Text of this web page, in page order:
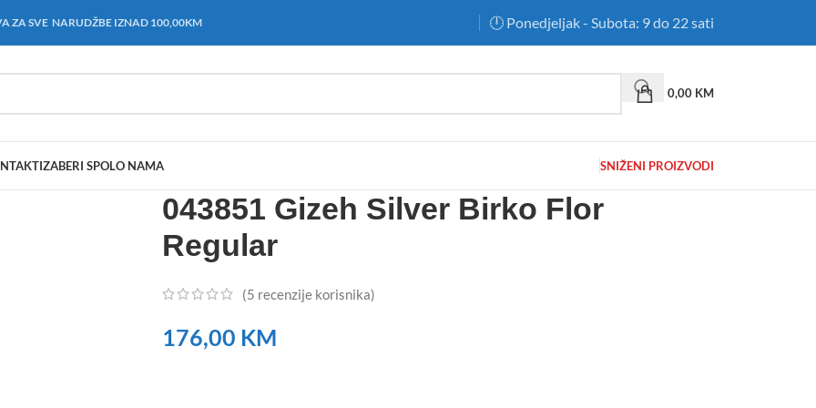
ZA SVE NARUDŽBE IZNAD 100,00KM 🕛 Ponedjeljak - Subota: 9 do 22 sati
0,00 KM
IZABERI SPOLO NAMA SNIŽENI PROIZVODI
043851 Gizeh Silver Birko Flor
Regular
(5 recenzije korisnika)
176,00 KM